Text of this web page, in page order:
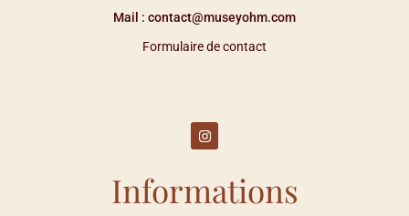
Mail : contact@museyohm.com
Formulaire de contact
Informations